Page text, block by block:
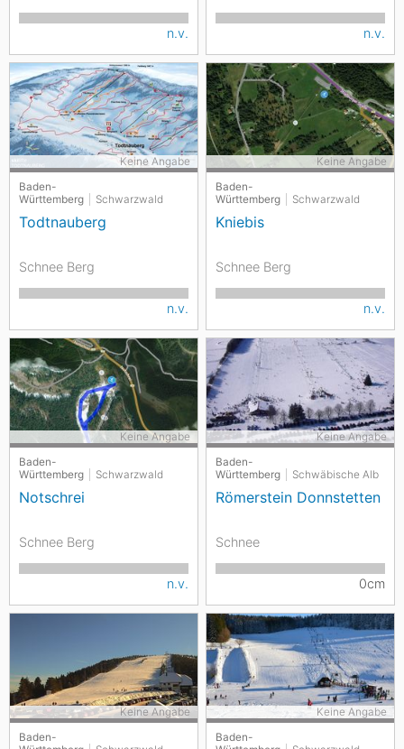
n.v. n.v.
Baden-
Württemberg
Schwarzwald
Todtnauberg
Keine Angabe
Schnee Berg
n.v.
Baden-
Württemberg
Schwarzwald
Kniebis
Keine Angabe
Schnee Berg
n.v.
Baden-
Württemberg
Schwarzwald
Notschrei
Keine Angabe
Schnee Berg
n.v.
Baden-
Württemberg
Schwäbische Alb
Römerstein Donnstetten
Keine Angabe
Schnee
0cm
Baden-
Keine Angabe
Baden-
Keine Angabe